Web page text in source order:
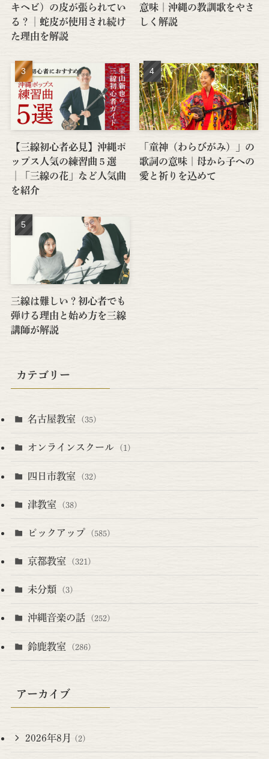
キヘビ）の皮が張られてい
る？│蛇皮が使用され続け
た理由を解説
意味｜沖縄の教訓歌をやさ
しく解説
【三線初心者必見】沖縄ポ
ップス人気の練習曲５選
│「三線の花」など人気曲
を紹介
「童神（わらびがみ）」の
歌詞の意味｜母から子への
愛と祈りを込めて
三線は難しい？初心者でも
弾ける理由と始め方を三線
講師が解説
カテゴリー
名古屋教室 (35)
オンラインスクール (1)
四日市教室 (32)
津教室 (38)
ピックアップ (585)
京都教室 (321)
未分類 (3)
沖縄音楽の話 (252)
鈴鹿教室 (286)
アーカイブ
2026年8月 (2)